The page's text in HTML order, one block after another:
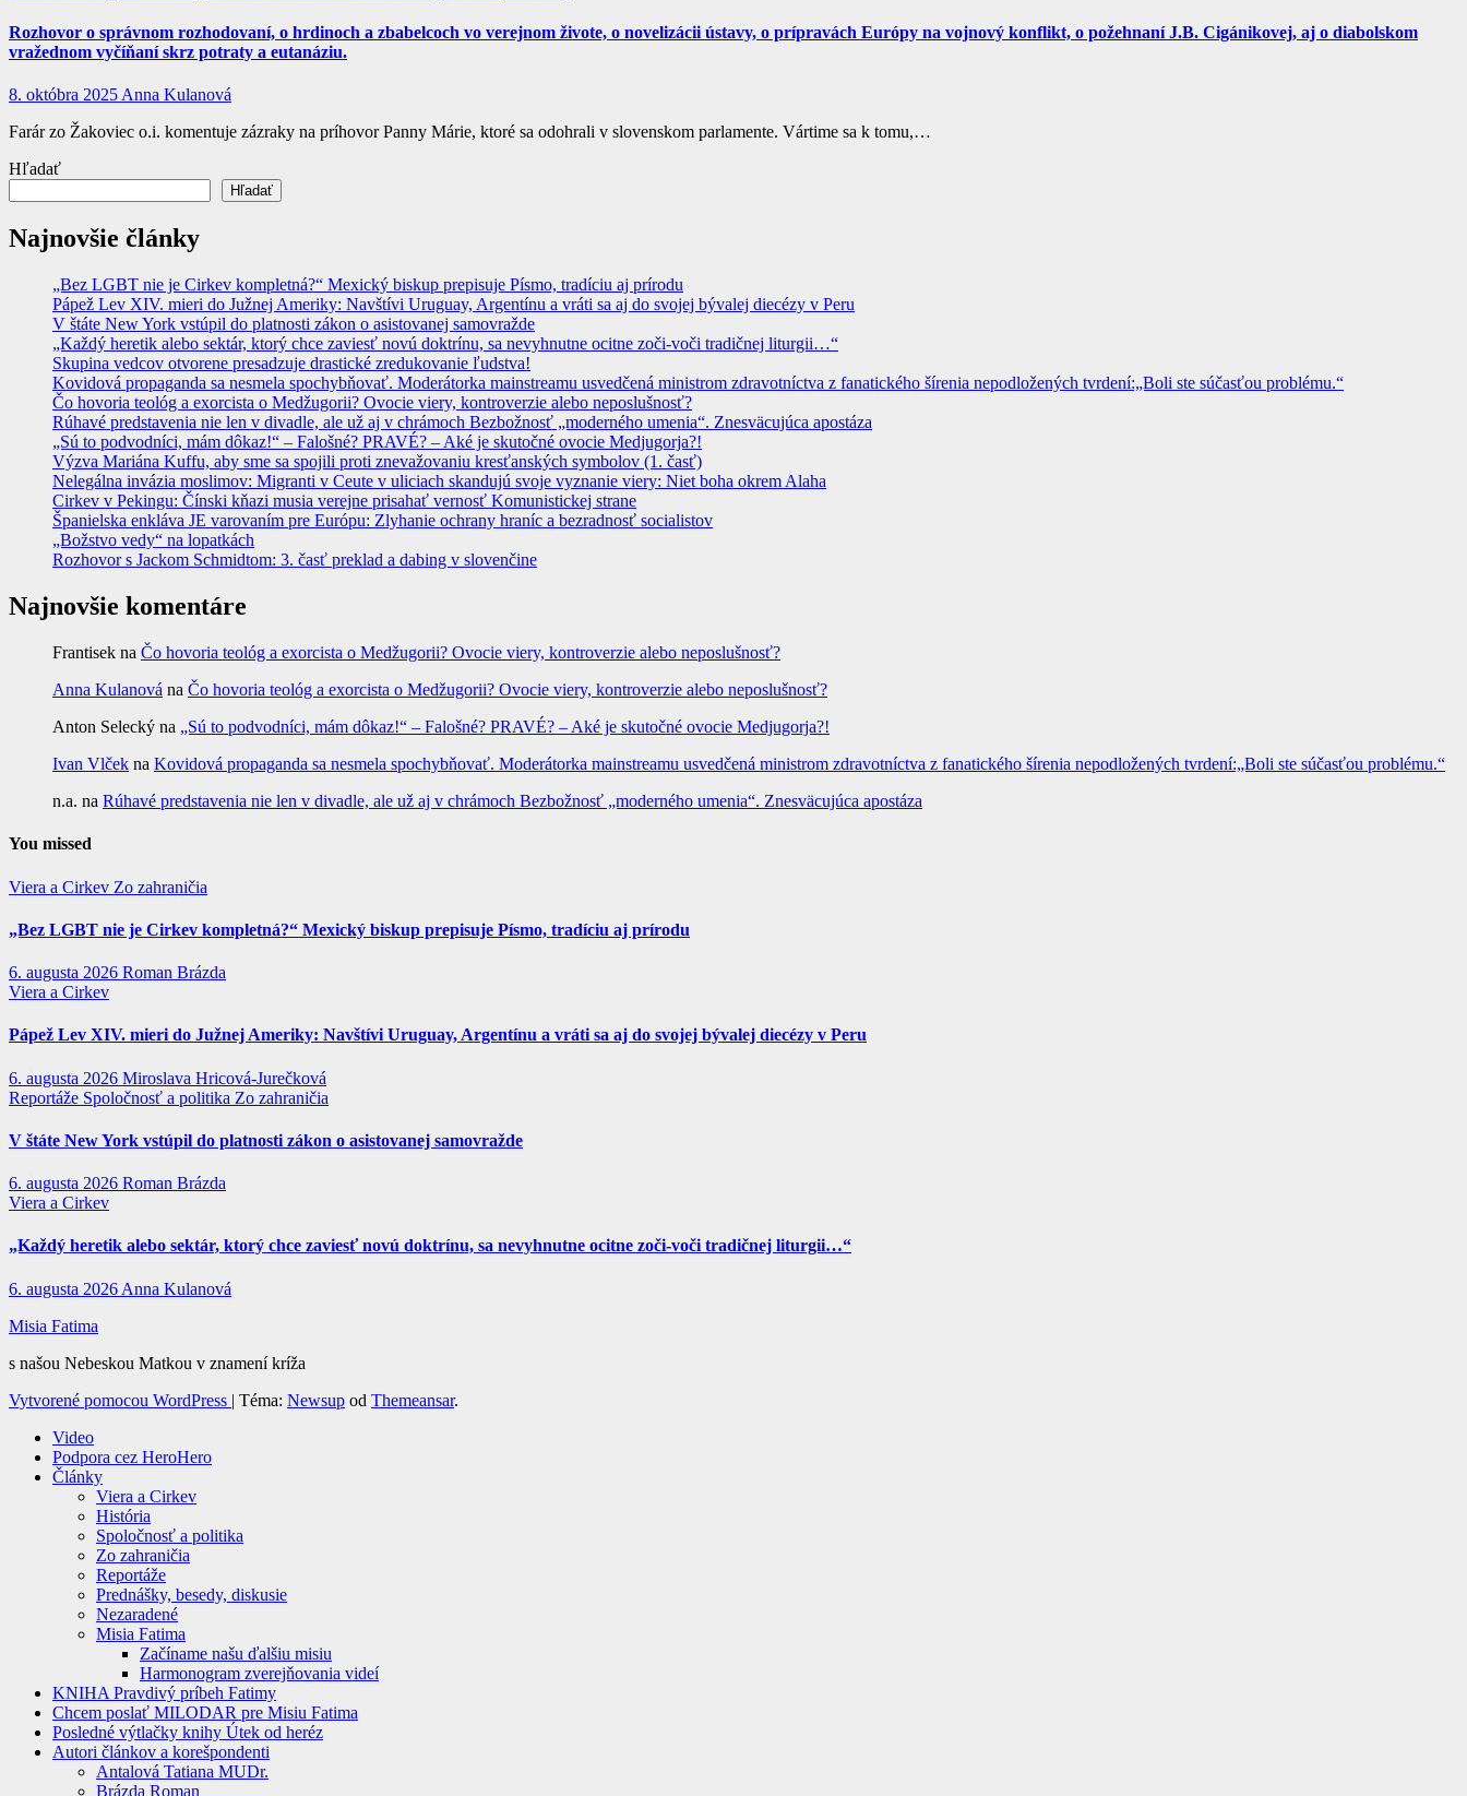
Rozhovor o správnom rozhodovaní, o hrdinoch a zbabelcoch vo verejnom živote, o novelizácii ústavy, o prípravách Európy na vojnový konflikt, o požehnaní J.B. Cigánikovej, aj o diabolskom
vražednom vyčíňaní skrz potraty a eutanáziu.
8. októbra 2025Anna Kulanová
Farár zo Žakoviec o.i. komentuje zázraky na príhovor Panny Márie, ktoré sa odohrali v slovenskom parlamente. Vártime sa k tomu,…
Hľadať
Hľadať
Najnovšie články
„Bez LGBT nie je Cirkev kompletná?“ Mexický biskup prepisuje Písmo, tradíciu aj prírodu
Pápež Lev XIV. mieri do Južnej Ameriky: Navštívi Uruguay, Argentínu a vráti sa aj do svojej bývalej diecézy v Peru
V štáte New York vstúpil do platnosti zákon o asistovanej samovražde
„Každý heretik alebo sektár, ktorý chce zaviesť novú doktrínu, sa nevyhnutne ocitne zoči-voči tradičnej liturgii…“
Skupina vedcov otvorene presadzuje drastické zredukovanie ľudstva!
Kovidová propaganda sa nesmela spochybňovať. Moderátorka mainstreamu usvedčená ministrom zdravotníctva z fanatického šírenia nepodložených tvrdení:„Boli ste súčasťou problému.“
Čo hovoria teológ a exorcista o Medžugorii? Ovocie viery, kontroverzie alebo neposlušnosť?
Rúhavé predstavenia nie len v divadle, ale už aj v chrámoch Bezbožnosť „moderného umenia“. Znesväcujúca apostáza
„Sú to podvodníci, mám dôkaz!“ – Falošné? PRAVÉ? – Aké je skutočné ovocie Medjugorja?!
Výzva Mariána Kuffu, aby sme sa spojili proti znevažovaniu kresťanských symbolov (1. časť)
Nelegálna invázia moslimov: Migranti v Ceute v uliciach skandujú svoje vyznanie viery: Niet boha okrem Alaha
Cirkev v Pekingu: Čínski kňazi musia verejne prisahať vernosť Komunistickej strane
Španielska enkláva JE varovaním pre Európu: Zlyhanie ochrany hraníc a bezradnosť socialistov
„Božstvo vedy“ na lopatkách
Rozhovor s Jackom Schmidtom: 3. časť preklad a dabing v slovenčine
Najnovšie komentáre
Frantisek na Čo hovoria teológ a exorcista o Medžugorii? Ovocie viery, kontroverzie alebo neposlušnosť?
Anna Kulanová na Čo hovoria teológ a exorcista o Medžugorii? Ovocie viery, kontroverzie alebo neposlušnosť?
Anton Selecký na „Sú to podvodníci, mám dôkaz!“ – Falošné? PRAVÉ? – Aké je skutočné ovocie Medjugorja?!
Ivan Vlček na Kovidová propaganda sa nesmela spochybňovať. Moderátorka mainstreamu usvedčená ministrom zdravotníctva z fanatického šírenia nepodložených tvrdení:„Boli ste súčasťou problému.“
n.a. na Rúhavé predstavenia nie len v divadle, ale už aj v chrámoch Bezbožnosť „moderného umenia“. Znesväcujúca apostáza
You missed
Viera a Cirkev Zo zahraničia
„Bez LGBT nie je Cirkev kompletná?“ Mexický biskup prepisuje Písmo, tradíciu aj prírodu
6. augusta 2026 Roman Brázda
Viera a Cirkev
Pápež Lev XIV. mieri do Južnej Ameriky: Navštívi Uruguay, Argentínu a vráti sa aj do svojej bývalej diecézy v Peru
6. augusta 2026 Miroslava Hricová-Jurečková
Reportáže Spoločnosť a politika Zo zahraničia
V štáte New York vstúpil do platnosti zákon o asistovanej samovražde
6. augusta 2026 Roman Brázda
Viera a Cirkev
„Každý heretik alebo sektár, ktorý chce zaviesť novú doktrínu, sa nevyhnutne ocitne zoči-voči tradičnej liturgii…“
6. augusta 2026 Anna Kulanová
Misia Fatima
s našou Nebeskou Matkou v znamení kríža
Vytvorené pomocou WordPress | Téma: Newsup od Themeansar.
Video
Podpora cez HeroHero
Články
Viera a Cirkev
História
Spoločnosť a politika
Zo zahraničia
Reportáže
Prednášky, besedy, diskusie
Nezaradené
Misia Fatima
Začíname našu ďalšiu misiu
Harmonogram zverejňovania videí
KNIHA Pravdivý príbeh Fatimy
Chcem poslať MILODAR pre Misiu Fatima
Posledné výtlačky knihy Útek od heréz
Autori článkov a korešpondenti
Antalová Tatiana MUDr.
Brázda Roman